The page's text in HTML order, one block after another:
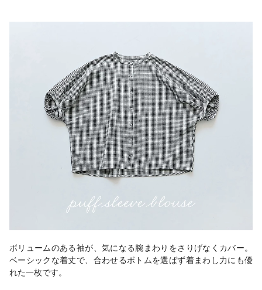
ボリュームのある袖が、気になる腕まわりをさりげなくカバー。
ベーシックな着丈で、合わせるボトムを選ばず着まわし力にも優
れた一枚です。